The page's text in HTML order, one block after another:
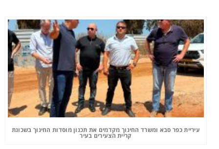
עיריית כפר סבא ומשרד החינוך מקדמים את תכנון מוסדות החינוך בשכונת
קריית הצעירים בעיר